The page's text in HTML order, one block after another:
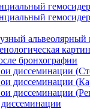
альвеолярный
бронхографии
диссеминации
диссеминации
диссеминации